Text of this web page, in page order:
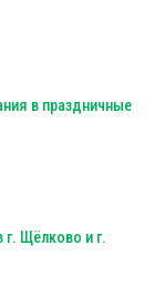
в праздничные
г. Щёлково и г.